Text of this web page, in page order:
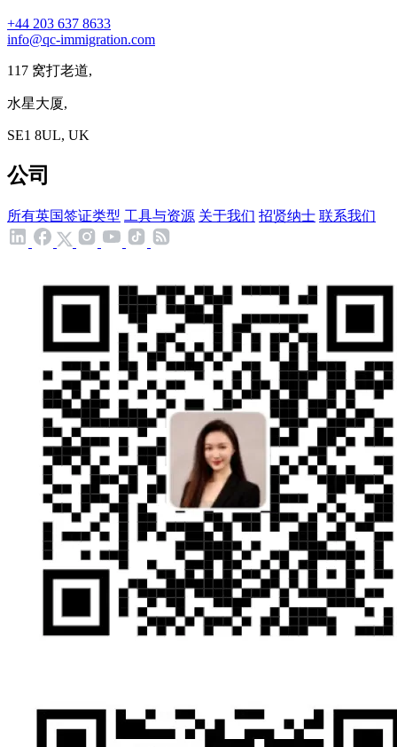
+44 203 637 8633
info@qc-immigration.com
117 窝打老道,
水星大厦,
SE1 8UL, UK
公司
所有英国签证类型 工具与资源 关于我们 招贤纳士 联系我们